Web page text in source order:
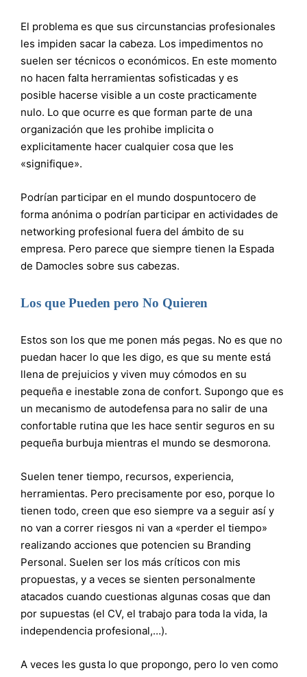
El problema es que sus circunstancias profesionales
les impiden sacar la cabeza. Los impedimentos no
suelen ser técnicos o económicos. En este momento
no hacen falta herramientas sofisticadas y es
posible hacerse visible a un coste practicamente
nulo. Lo que ocurre es que forman parte de una
organización que les prohibe implicita o
explicitamente hacer cualquier cosa que les
«signifique».
Podrían participar en el mundo dospuntocero de
forma anónima o podrían participar en actividades de
networking profesional fuera del ámbito de su
empresa. Pero parece que siempre tienen la Espada
de Damocles sobre sus cabezas.
Los que Pueden pero No Quieren
Estos son los que me ponen más pegas. No es que no
puedan hacer lo que les digo, es que su mente está
llena de prejuicios y viven muy cómodos en su
pequeña e inestable zona de confort. Supongo que es
un mecanismo de autodefensa para no salir de una
confortable rutina que les hace sentir seguros en su
pequeña burbuja mientras el mundo se desmorona.
Suelen tener tiempo, recursos, experiencia,
herramientas. Pero precisamente por eso, porque lo
tienen todo, creen que eso siempre va a seguir así y
no van a correr riesgos ni van a «perder el tiempo»
realizando acciones que potencien su Branding
Personal. Suelen ser los más críticos con mis
propuestas, y a veces se sienten personalmente
atacados cuando cuestionas algunas cosas que dan
por supuestas (el CV, el trabajo para toda la vida, la
independencia profesional,…).
A veces les gusta lo que propongo, pero lo ven como